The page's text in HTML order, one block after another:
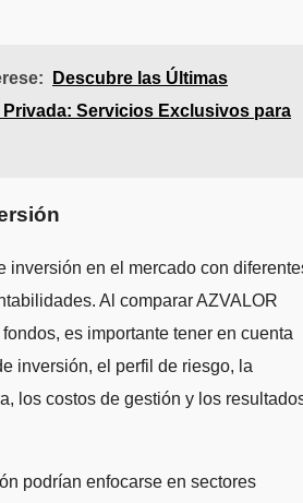
Descubre las Últimas
Servicios Exclusivos para
inversión en el mercado con
Al comparar AZVALOR
es importante tener en cuenta
inversión, el perfil de riesgo, la
los costos de gestión y los
podrían enfocarse en sectores